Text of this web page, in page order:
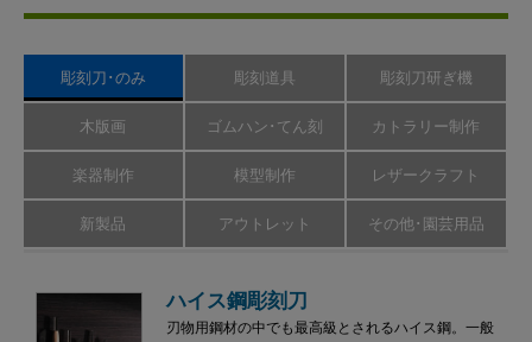
彫刻刀･のみ 彫刻道具 彫刻刀研ぎ機
木版画 ゴムハン･てん刻 カトラリー制作
楽器制作 模型制作 レザークラフト
新製品 アウトレット その他･園芸用品
ハイス鋼彫刻刀
刃物用鋼材の中でも最高級とされるハイス鋼。一般